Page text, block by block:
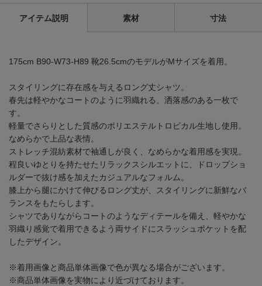
アイテム説明 素材 寸法
175cm B90-W73-H89 靴26.5cmのモデルがMサイズを着用。
スタイリングに存在感を与えるロング丈シャツ。
春先は軽やかなコートのように羽織れる、洒落感のある一枚で
す。
軽量でさらりとした質感のポリエステルトロピカル生地し使用。
なめらかで上品な表情。
ストレッチ混紡素材で袖通しが良く、なめらかな着用感を実現。
程良いゆとりを持たせたリラックスシルエットに、ドロップショ
ルダーで抜け感を加えたカジュアルなフォルム。
膝上から腿にかけて伸びるロング丈が、スタイリングに新鮮なバ
ランスをもたらします。
シャツでありながらコートのようなディテールを備え、軽やかな
羽織り感覚で着用できるよう両サイドにスラッシュポケットを配
したデザイン。
※着用画像と商品単体画像で色が異なる場合がございます。
※商品単体画像を実物により近づけております。